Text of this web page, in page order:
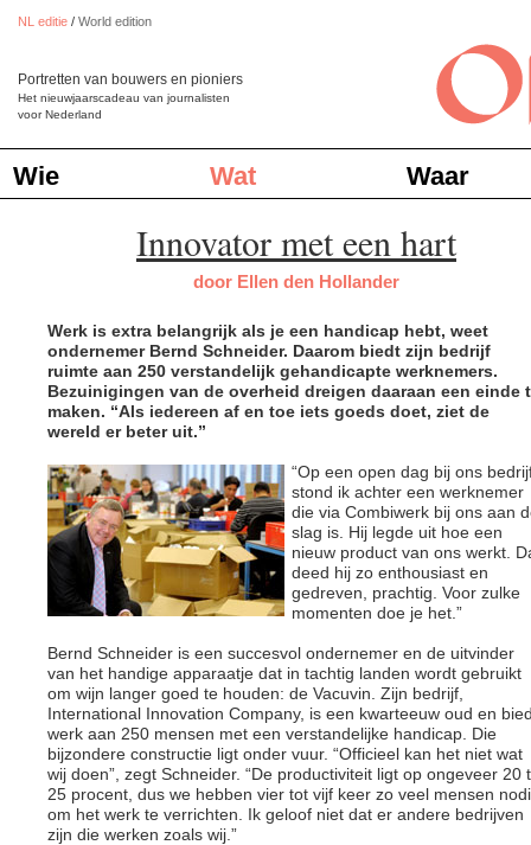
NL editie / World edition
Het nieuwjaarscadeau van journalisten
voor Nederland
Portretten van bouwers en pioniers
Wie Wat Waar
Innovator met een hart
door Ellen den Hollander
Werk is extra belangrijk als je een handicap hebt, weet
ondernemer Bernd Schneider. Daarom biedt zijn bedrijf
ruimte aan 250 verstandelijk gehandicapte werknemers.
Bezuinigingen van de overheid dreigen daaraan een einde
maken. “Als iedereen af en toe iets goeds doet, ziet de
wereld er beter uit.”
“Op een open dag bij ons
stond ik achter een werknemer
die via Combiwerk bij ons aan
slag is. Hij legde uit hoe een
nieuw product van ons werkt.
deed hij zo enthousiast en
gedreven, prachtig. Voor zulke
momenten doe je het.”
Bernd Schneider is een succesvol ondernemer en de uitvinder
van het handige apparaatje dat in tachtig landen wordt gebruikt
om wijn langer goed te houden: de Vacuvin. Zijn bedrijf,
International Innovation Company, is een kwarteeuw oud en
werk aan 250 mensen met een verstandelijke handicap. Die
bijzondere constructie ligt onder vuur. “Officieel kan het niet wat
wij doen”, zegt Schneider. “De productiviteit ligt op ongeveer 20
25 procent, dus we hebben vier tot vijf keer zo veel mensen
om het werk te verrichten. Ik geloof niet dat er andere bedrijven
zijn die werken zoals wij.”